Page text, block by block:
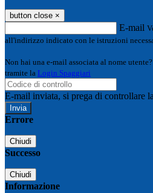
button close ×
E-mail
all'indirizzo indicato con le istruzioni
Non hai una e-mail associata al nome
tramite la Login Spaggiari
E-mail inviata, si prega di controllare
Errore
Chiudi
Successo
Chiudi
Informazione